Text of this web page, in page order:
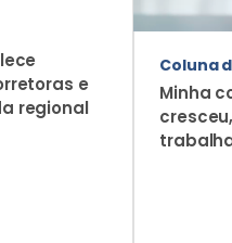
e
regional
Coluna
Minha